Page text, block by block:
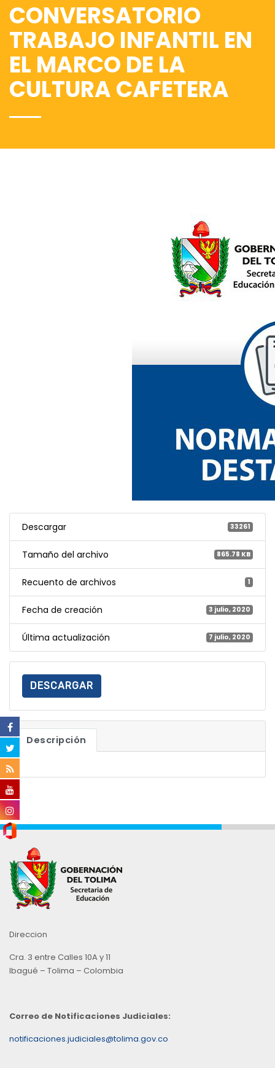
CONVERSATORIO
TRABAJO INFANTIL EN
EL MARCO DE LA
CULTURA CAFETERA
Descargar 33261
Tamaño del archivo 865.78 KB
Recuento de archivos 1
Fecha de creación 3 julio, 2020
Última actualización 7 julio, 2020
DESCARGAR
Descripción
Direccion
Cra. 3 entre Calles 10A y 11
Ibagué – Tolima – Colombia
Correo de Notificaciones Judiciales:
notificaciones.judiciales@tolima.gov.co